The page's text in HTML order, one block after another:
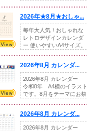
2026年★8月★おしゃ...
毎年大人気！おしゃれな
レトロデザインカレンダ
ー 使いやすいA4サイズ。
2026年8月 カレンダ...
2026年8月 カレンダー
令和8年 A4横のイラスト
です。8月をテーマにお祭
2026年8月 カレンダ...
2026年8月 カレンダー